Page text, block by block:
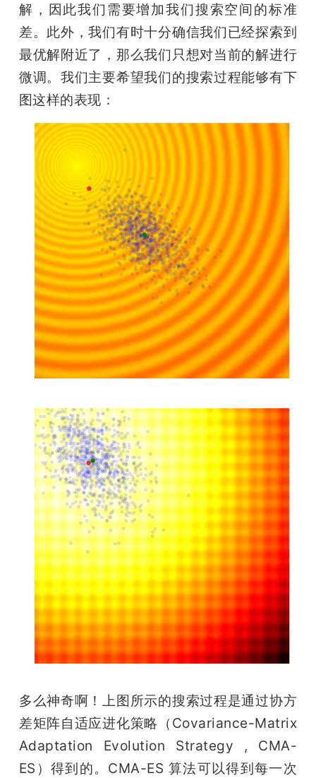
解，因此我们需要增加我们搜索空间的标准
差。此外，我们有时十分确信我们已经探索到
最优解附近了，那么我们只想对当前的解进行
微调。我们主要希望我们的搜索过程能够有下
图这样的表现：
多么神奇啊！上图所示的搜索过程是通过协方
差矩阵自适应进化策略（Covariance-Matrix
Adaptation Evolution Strategy , CMA-
ES）得到的。CMA-ES 算法可以得到每一次